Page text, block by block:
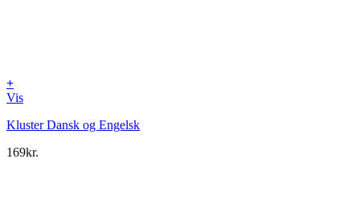
+
Vis
Kluster Dansk og Engelsk
169kr.